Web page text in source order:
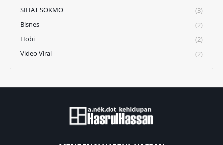
SIHAT SOKMO
(3)
Bisnes
(2)
Hobi
(2)
Video Viral
(2)